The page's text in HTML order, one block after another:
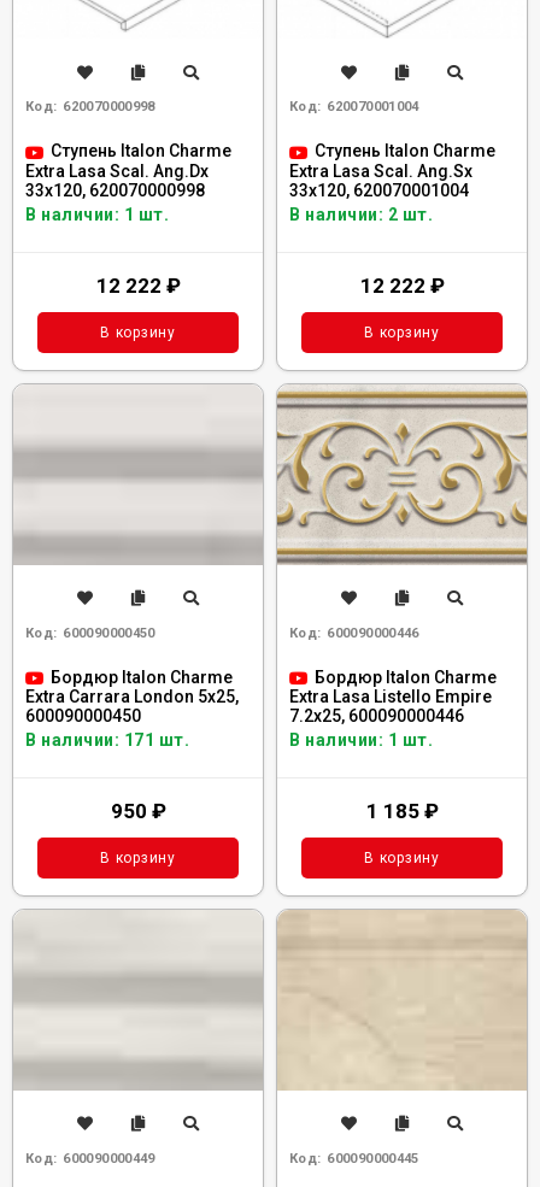
Код: 620070000998
Ступень Italon Charme
Extra Lasa Scal. Ang.Dx
33x120, 620070000998
В наличии: 1 шт.
12 222 ₽
В корзину
Код: 620070001004
Ступень Italon Charme
Extra Lasa Scal. Ang.Sx
33x120, 620070001004
В наличии: 2 шт.
12 222 ₽
В корзину
Код: 600090000450
Бордюр Italon Charme
Extra Carrara London 5x25,
600090000450
В наличии: 171 шт.
950 ₽
В корзину
Код: 600090000446
Бордюр Italon Charme
Extra Lasa Listello Empire
7.2x25, 600090000446
В наличии: 1 шт.
1 185 ₽
В корзину
Код: 600090000449 Код: 600090000445